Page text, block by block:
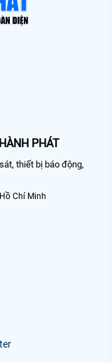
PHÁT
thiết bị báo động,
Chí Minh